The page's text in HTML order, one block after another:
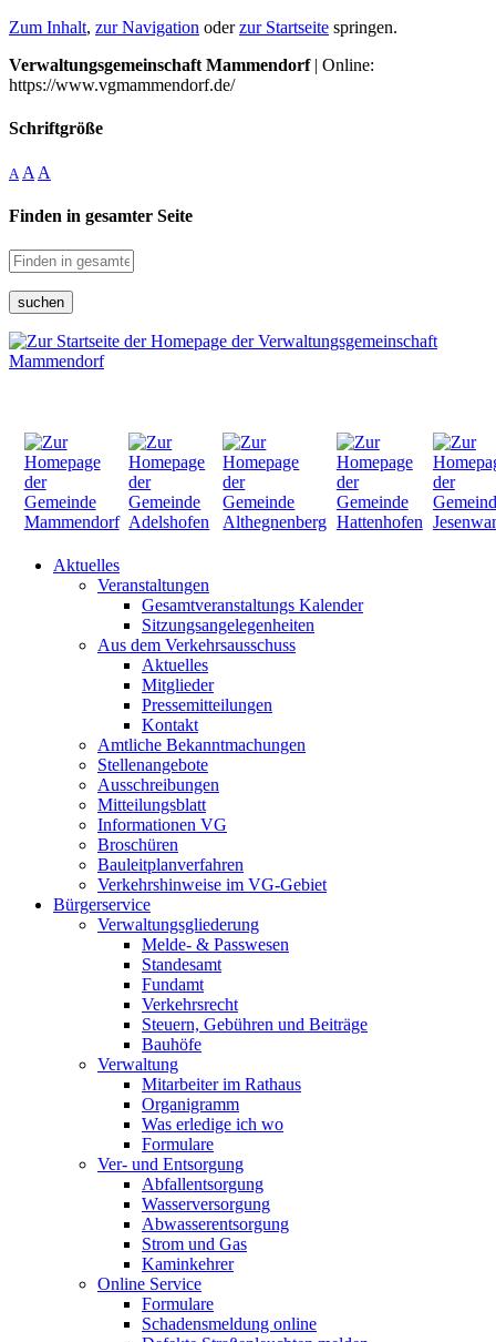
Zum Inhalt, zur Navigation oderzur Startseite springen.
Verwaltungsgemeinschaft Mammendorf| Online:
https://www.vgmammendorf.de/
Schriftgröße
A A A
Finden in gesamter Seite
suchen
Aktuelles
Veranstaltungen
Gesamtveranstaltungs Kalender
Sitzungsangelegenheiten
Aus dem Verkehrsausschuss
Aktuelles
Mitglieder
Pressemitteilungen
Kontakt
Amtliche Bekanntmachungen
Stellenangebote
Ausschreibungen
Mitteilungsblatt
Informationen VG
Broschüren
Bauleitplanverfahren
Verkehrshinweise im VG-Gebiet
Bürgerservice
Verwaltungsgliederung
Melde- & Passwesen
Standesamt
Fundamt
Verkehrsrecht
Steuern, Gebühren und Beiträge
Bauhöfe
Verwaltung
Mitarbeiter im Rathaus
Organigramm
Was erledige ich wo
Formulare
Ver- und Entsorgung
Abfallentsorgung
Wasserversorgung
Abwasserentsorgung
Strom und Gas
Kaminkehrer
Online Service
Formulare
Schadensmeldung online